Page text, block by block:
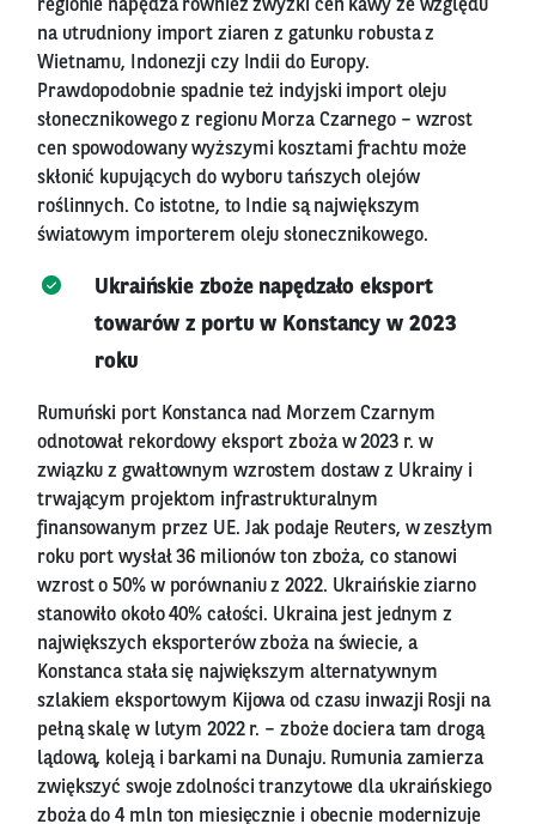
regionie napędza również zwyżki cen kawy ze względu
na utrudniony import ziaren z gatunku robusta z
Wietnamu, Indonezji czy Indii do Europy.
Prawdopodobnie spadnie też indyjski import oleju
słonecznikowego z regionu Morza Czarnego – wzrost
cen spowodowany wyższymi kosztami frachtu może
skłonić kupujących do wyboru tańszych olejów
roślinnych. Co istotne, to Indie są największym
światowym importerem oleju słonecznikowego.
Ukraińskie zboże napędzało eksport
towarów z portu w Konstancy w 2023
roku
Rumuński port Konstanca nad Morzem Czarnym
odnotował rekordowy eksport zboża w 2023 r. w
związku z gwałtownym wzrostem dostaw z Ukrainy i
trwającym projektom infrastrukturalnym
finansowanym przez UE. Jak podaje Reuters, w zeszłym
roku port wysłał 36 milionów ton zboża, co stanowi
wzrost o 50% w porównaniu z 2022. Ukraińskie ziarno
stanowiło około 40% całości. Ukraina jest jednym z
największych eksporterów zboża na świecie, a
Konstanca stała się największym alternatywnym
szlakiem eksportowym Kijowa od czasu inwazji Rosji na
pełną skalę w lutym 2022 r. – zboże dociera tam drogą
lądową, koleją i barkami na Dunaju. Rumunia zamierza
zwiększyć swoje zdolności tranzytowe dla ukraińskiego
zboża do 4 mln ton miesięcznie i obecnie modernizuje